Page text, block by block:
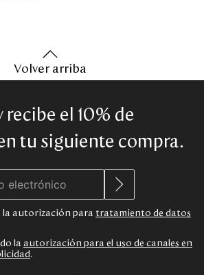
Volver arriba
recibe el 10% de
tu siguiente compra.
la autorización para tratamiento de datos
la autorización para el uso de canales en
.